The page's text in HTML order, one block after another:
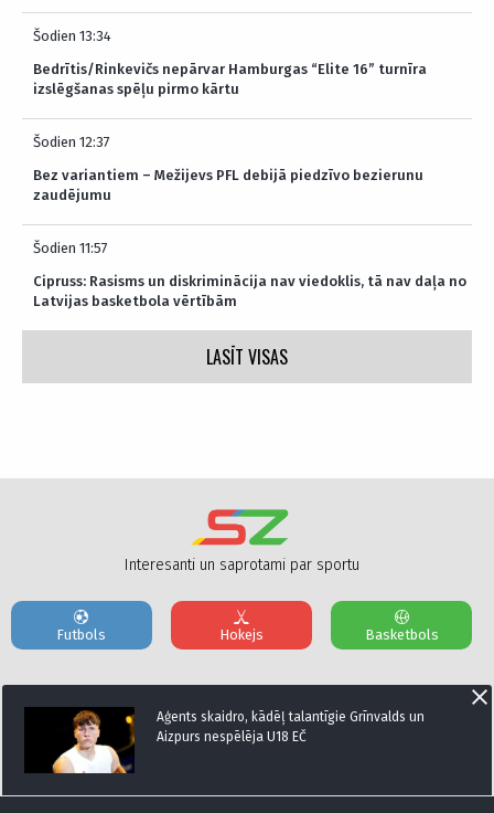
Šodien 13:34
Bedrītis/Rinkevičs nepārvar Hamburgas “Elite 16” turnīra
izslēgšanas spēļu pirmo kārtu
Šodien 12:37
Bez variantiem – Mežijevs PFL debijā piedzīvo bezierunu
zaudējumu
Šodien 11:57
Cipruss: Rasisms un diskriminācija nav viedoklis, tā nav daļa no
Latvijas basketbola vērtībām
LASĪT VISAS
Aģents skaidro, kādēļ talantīgie Grīnvalds un
Aizpurs nespēlēja U18 EČ
Interesanti un saprotami par sportu
Futbols Hokejs Basketbols
Par mums Reklāmas Parametri Kontakti
Seko mums: